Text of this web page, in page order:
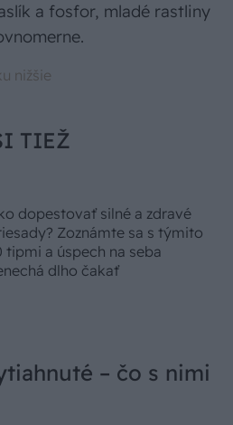
a fosfor, mladé rastliny
TIEŽ
dopestovať silné a zdravé
Zoznámte sa s týmito
tipmi a úspech na seba
dlho čakať
– čo s nimi